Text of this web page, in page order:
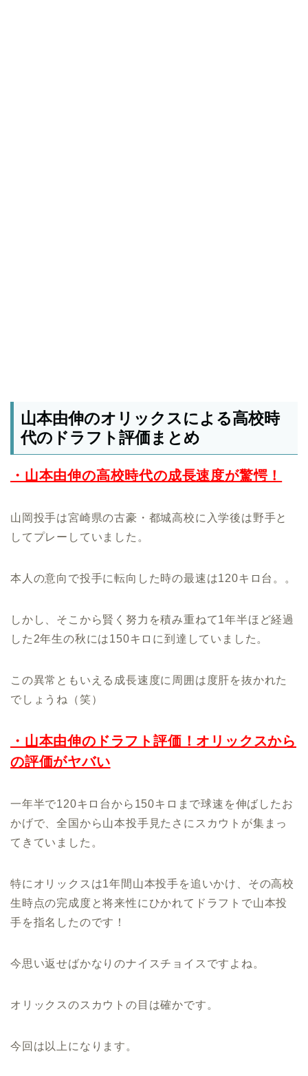
山本由伸のオリックスによる高校時
代のドラフト評価まとめ
・山本由伸の高校時代の成長速度が驚愕！
山岡投手は宮崎県の古豪・都城高校に入学後は野手と
してプレーしていました。
本人の意向で投手に転向した時の最速は120キロ台。。
しかし、そこから賢く努力を積み重ねて1年半ほど経過
した2年生の秋には150キロに到達していました。
この異常ともいえる成長速度に周囲は度肝を抜かれた
でしょうね（笑）
・山本由伸のドラフト評価！オリックスから
の評価がヤバい
一年半で120キロ台から150キロまで球速を伸ばしたお
かげで、全国から山本投手見たさにスカウトが集まっ
てきていました。
特にオリックスは1年間山本投手を追いかけ、その高校
生時点の完成度と将来性にひかれてドラフトで山本投
手を指名したのです！
今思い返せばかなりのナイスチョイスですよね。
オリックスのスカウトの目は確かです。
今回は以上になります。